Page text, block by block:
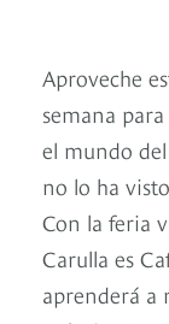
Aproveche
semana
el mundo
no lo ha
Con la feria
Carulla es
aprenderá a